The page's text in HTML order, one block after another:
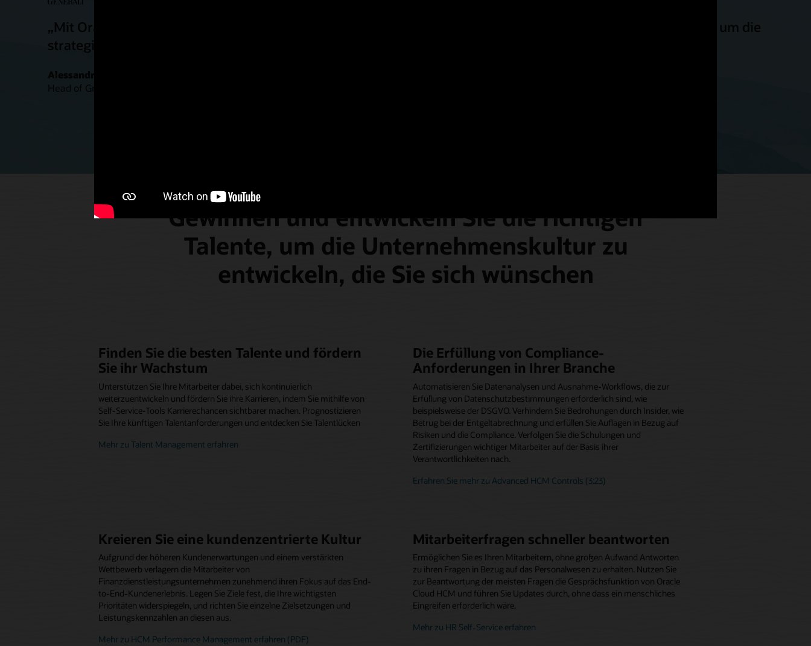
„Mit Oracle Cloud HCM wechselten wir zu einer globalen und standardisierten Personalmanagementfunktion, um die
strategische Personalplanung und das Talentmanagement deutlich zu verbessern.“
Alessandro Protasoni
Head of Group Strategic Workforce Planning, Assicurazioni Generali
Gewinnen und entwickeln Sie die richtigen
Talente, um die Unternehmenskultur zu
entwickeln, die Sie sich wünschen
Finden Sie die besten Talente und fördern
Sie ihr Wachstum
Unterstützen Sie Ihre Mitarbeiter dabei, sich kontinuierlich
weiterzuentwickeln und fördern Sie ihre Karrieren, indem Sie mithilfe von
Self-Service-Tools Karrierechancen sichtbarer machen. Prognostizieren
Sie Ihre künftigen Talentanforderungen und entdecken Sie Talentlücken
Mehr zu Talent Management erfahren
Die Erfüllung von Compliance-
Anforderungen in Ihrer Branche
Automatisieren Sie Datenanalysen und Ausnahme-Workflows, die zur
Erfüllung von Datenschutzbestimmungen erforderlich sind, wie
beispielsweise der DSGVO. Verhindern Sie Bedrohungen durch Insider, wie
Betrug bei der Entgeltabrechnung und erfüllen Sie Auflagen in Bezug auf
Risiken und die Compliance. Verfolgen Sie die Schulungen und
Zertifizierungen wichtiger Mitarbeiter auf der Basis ihrer
Verantwortlichkeiten nach.
Erfahren Sie mehr zu Advanced HCM Controls (3:23)
Kreieren Sie eine kundenzentrierte Kultur
Aufgrund der höheren Kundenerwartungen und einem verstärkten
Wettbewerb verlagern die Mitarbeiter von
Finanzdienstleistungsunternehmen zunehmend ihren Fokus auf das End-
to-End-Kundenerlebnis. Legen Sie Ziele fest, die Ihre wichtigsten
Prioritäten widerspiegeln, und richten Sie einzelne Zielsetzungen und
Leistungskennzahlen an diesen aus.
Mehr zu HCM Performance Management erfahren (PDF)
Mitarbeiterfragen schneller beantworten
Ermöglichen Sie es Ihren Mitarbeitern, ohne großen Aufwand Antworten
zu ihren Fragen in Bezug auf das Personalwesen zu erhalten. Nutzen Sie
zur Beantwortung der meisten Fragen die Gesprächsfunktion von Oracle
Cloud HCM und führen Sie Updates durch, ohne dass ein menschliches
Eingreifen erforderlich wäre.
Mehr zu HR Self-Service erfahren